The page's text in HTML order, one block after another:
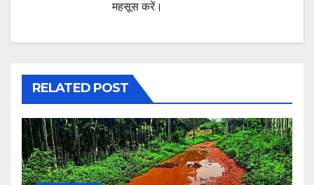
महसूस करें।
RELATED POST